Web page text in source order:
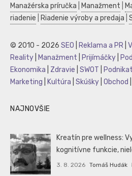
Manažérska príručka Manažment
riadenie
Riadenie výroby a predaja
© 2010 - 2026 SEO Reklama a PR
Reality
Manažment Prijímáčky
Ekonomika
Zdravie SWOT
Marketing
Kultúra Skúšky Obchod
NAJNOVŠIE
Kreatín pre wellness:
kognitívne funkcie,
3. 8. 2026 Tomáš Hudák